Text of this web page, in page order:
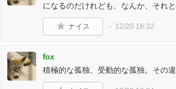
になるのだけれども、なんか、それ
ナイス 12/20 16:32
fox
積極的な孤独、受動的な孤独。その